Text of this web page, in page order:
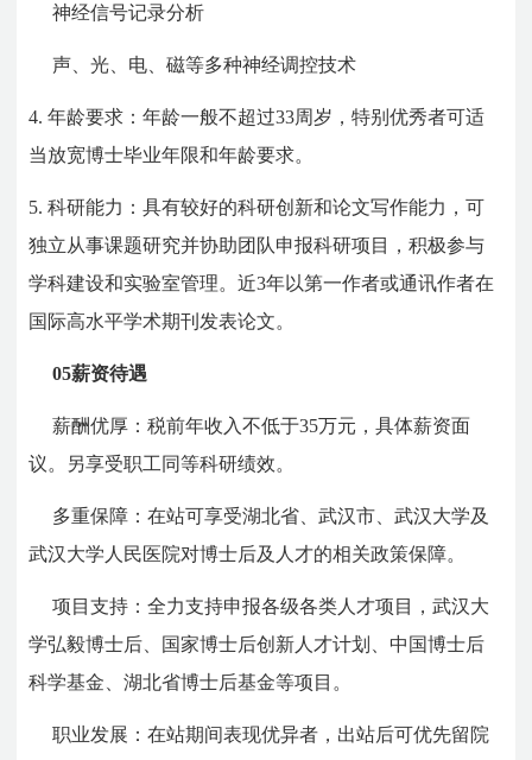
神经信号记录分析
声、光、电、磁等多种神经调控技术
4.年龄要求：年龄一般不超过33周岁，特别优秀者可适
当放宽博士毕业年限和年龄要求。
5.科研能力：具有较好的科研创新和论文写作能力，可
独立从事课题研究并协助团队申报科研项目，积极参与
学科建设和实验室管理。近3年以第一作者或通讯作者在
国际高水平学术期刊发表论文。
05薪资待遇
薪酬优厚：税前年收入不低于35万元，具体薪资面
议。另享受职工同等科研绩效。
多重保障：在站可享受湖北省、武汉市、武汉大学及
武汉大学人民医院对博士后及人才的相关政策保障。
项目支持：全力支持申报各级各类人才项目，武汉大
学弘毅博士后、国家博士后创新人才计划、中国博士后
科学基金、湖北省博士后基金等项目。
职业发展：在站期间表现优异者，出站后可优先留院